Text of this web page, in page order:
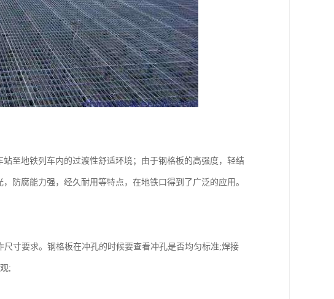
至地铁列车内的过渡性舒适环境；由于钢格板的高强度，轻结
防腐能力强，经久耐用等特点，在地铁口得到了广泛的应用。
要求。钢格板在冲孔的时候要查看冲孔是否均匀标准;焊接
;